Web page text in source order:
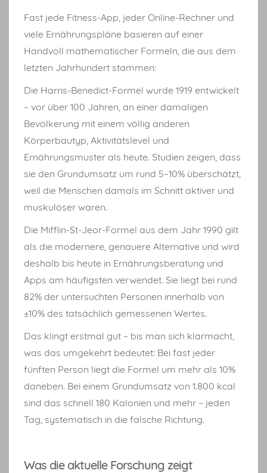
Fast jede Fitness-App, jeder Online-Rechner und
viele Ernährungspläne basieren auf einer
Handvoll mathematischer Formeln, die aus dem
letzten Jahrhundert stammen:
Die Harris-Benedict-Formel wurde 1919 entwickelt
– vor über 100 Jahren, an einer damaligen
Bevölkerung mit einem völlig anderen
Körperbautyp, Aktivitätslevel und
Ernährungsmuster als heute. Studien zeigen, dass
sie den Grundumsatz um rund 5–10% überschätzt,
weil die Menschen damals im Schnitt aktiver und
muskulöser waren.
Die Mifflin-St-Jeor-Formel aus dem Jahr 1990 gilt
als die modernere, genauere Alternative und wird
deshalb bis heute in Ernährungsberatung und
Apps am häufigsten verwendet. Sie liegt bei rund
82% der untersuchten Personen innerhalb von
±10% des tatsächlich gemessenen Wertes.
Das klingt erstmal gut – bis man sich klarmacht,
was das umgekehrt bedeutet: Bei fast jeder
fünften Person liegt die Formel um mehr als 10%
daneben. Bei einem Grundumsatz von 1.800 kcal
sind das schnell 180 Kalonien und mehr – jeden
Tag, systematisch in die falsche Richtung.
Was die aktuelle Forschung zeigt